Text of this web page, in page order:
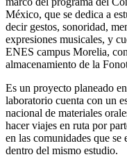
México, que se dedica a
decir gestos, sonoridad,
expresiones musicales, y
ENES campus Morelia,
almacenamiento de la
Es un proyecto planeado
laboratorio cuenta con un
nacional de materiales
hacer viajes en ruta por
en las comunidades que se
dentro del mismo estudio.